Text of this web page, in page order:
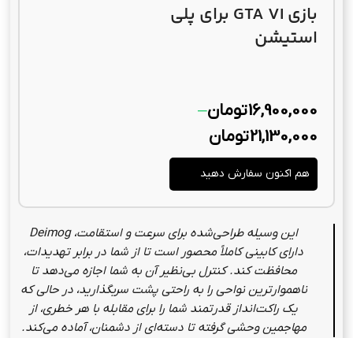
بازی GTA VI برای پلی
استیشن
16,900,000تومان–
21,130,000تومان
هم اکنون سفارش دهید
این وسیله طراحی‌شده برای سرعت و استقامت، Deimog
دارای کابینی کاملاً محصور است تا از شما در برابر تهدیدات،
محافظت کند. کنترل بی‌نظیر آن به شما اجازه می‌دهد تا
ناهموار‌ترین نواحی را به راحتی پشت سربگذارید، در حالی که
یک راکت‌انداز قدرتمند شما را برای مقابله با هر خطری، از
مهاجمین وحشی گرفته تا دسته‌ای از دشمنان، آماده می‌کند.